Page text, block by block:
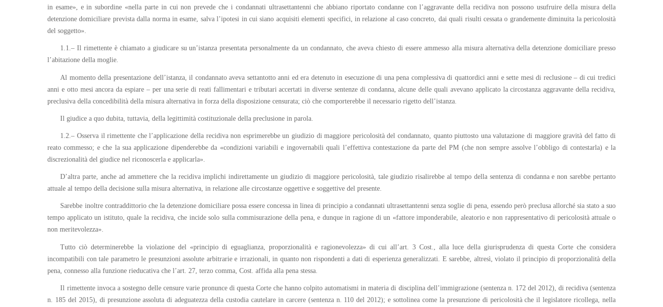
in esame», e in subordine «nella parte in cui non prevede che i condannati ultrasettantenni che abbiano riportato condanne con l’aggravante della recidiva non possono usufruire della misura della
detenzione domiciliare prevista dalla norma in esame, salva l’ipotesi in cui siano acquisiti elementi specifici, in relazione al caso concreto, dai quali risulti cessata o grandemente diminuita la pericolosità
del soggetto».
1.1.– Il rimettente è chiamato a giudicare su un’istanza presentata personalmente da un condannato, che aveva chiesto di essere ammesso alla misura alternativa della detenzione domiciliare presso
l’abitazione della moglie.
Al momento della presentazione dell’istanza, il condannato aveva settantotto anni ed era detenuto in esecuzione di una pena complessiva di quattordici anni e sette mesi di reclusione – di cui tredici
anni e otto mesi ancora da espiare – per una serie di reati fallimentari e tributari accertati in diverse sentenze di condanna, alcune delle quali avevano applicato la circostanza aggravante della recidiva,
preclusiva della concedibilità della misura alternativa in forza della disposizione censurata; ciò che comporterebbe il necessario rigetto dell’istanza.
Il giudice a quo dubita, tuttavia, della legittimità costituzionale della preclusione in parola.
1.2.– Osserva il rimettente che l’applicazione della recidiva non esprimerebbe un giudizio di maggiore pericolosità del condannato, quanto piuttosto una valutazione di maggiore gravità del fatto di
reato commesso; e che la sua applicazione dipenderebbe da «condizioni variabili e ingovernabili quali l’effettiva contestazione da parte del PM (che non sempre assolve l’obbligo di contestarla) e la
discrezionalità del giudice nel riconoscerla e applicarla».
D’altra parte, anche ad ammettere che la recidiva implichi indirettamente un giudizio di maggiore pericolosità, tale giudizio risalirebbe al tempo della sentenza di condanna e non sarebbe pertanto
attuale al tempo della decisione sulla misura alternativa, in relazione alle circostanze oggettive e soggettive del presente.
Sarebbe inoltre contraddittorio che la detenzione domiciliare possa essere concessa in linea di principio a condannati ultrasettantenni senza soglie di pena, essendo però preclusa allorché sia stato a suo
tempo applicato un istituto, quale la recidiva, che incide solo sulla commisurazione della pena, e dunque in ragione di un «fattore imponderabile, aleatorio e non rappresentativo di pericolosità attuale o
non meritevolezza».
Tutto ciò determinerebbe la violazione del «principio di eguaglianza, proporzionalità e ragionevolezza» di cui all’art. 3 Cost., alla luce della giurisprudenza di questa Corte che considera
incompatibili con tale parametro le presunzioni assolute arbitrarie e irrazionali, in quanto non rispondenti a dati di esperienza generalizzati. E sarebbe, altresì, violato il principio di proporzionalità della
pena, connesso alla funzione rieducativa che l’art. 27, terzo comma, Cost. affida alla pena stessa.
Il rimettente invoca a sostegno delle censure varie pronunce di questa Corte che hanno colpito automatismi in materia di disciplina dell’immigrazione (sentenza n. 172 del 2012), di recidiva (sentenza
n. 185 del 2015), di presunzione assoluta di adeguatezza della custodia cautelare in carcere (sentenza n. 110 del 2012); e sottolinea come la presunzione di pericolosità che il legislatore ricollega, nella